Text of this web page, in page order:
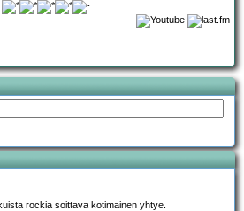
rockia soittava kotimainen yhtye.